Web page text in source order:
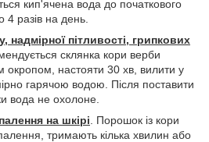
кип'ячена вода до початкового
разів на день.
надмірної пітливості, грипкових
склянка кори верби
окропом, настояти 30 хв, вилити у
гарячою водою. Після поставити
вода не охолоне.
на шкірі . Порошок із кори
тримають кілька хвилин або